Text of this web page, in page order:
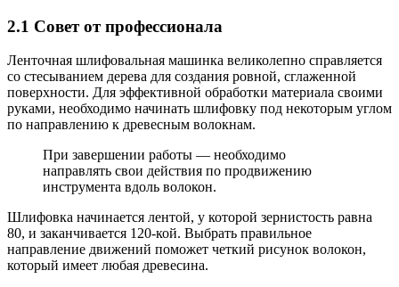
2.1 Совет от профессионала
Ленточная шлифовальная машинка великолепно справляется
со стесыванием дерева для создания ровной, сглаженной
поверхности. Для эффективной обработки материала своими
руками, необходимо начинать шлифовку под некоторым углом
по направлению к древесным волокнам.
При завершении работы — необходимо
направлять свои действия по продвижению
инструмента вдоль волокон.
Шлифовка начинается лентой, у которой зернистость равна
80, и заканчивается 120-кой. Выбрать правильное
направление движений поможет четкий рисунок волокон,
который имеет любая древесина.